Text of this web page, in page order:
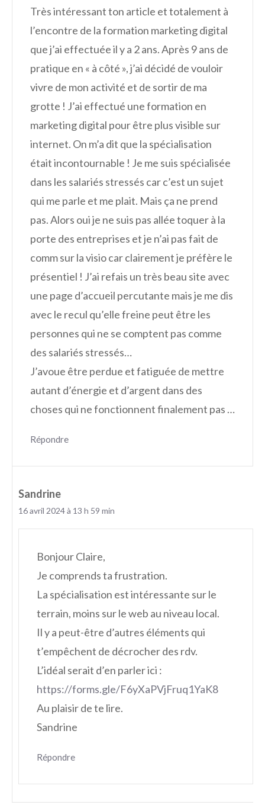
Très intéressant ton article et totalement à
l’encontre de la formation marketing digital
que j’ai effectuée il y a 2 ans. Après 9 ans de
pratique en « à côté », j’ai décidé de vouloir
vivre de mon activité et de sortir de ma
grotte ! J’ai effectué une formation en
marketing digital pour être plus visible sur
internet. On m’a dit que la spécialisation
était incontournable ! Je me suis spécialisée
dans les salariés stressés car c’est un sujet
qui me parle et me plait. Mais ça ne prend
pas. Alors oui je ne suis pas allée toquer à la
porte des entreprises et je n’ai pas fait de
comm sur la visio car clairement je préfère le
présentiel ! J’ai refais un très beau site avec
une page d’accueil percutante mais je me dis
avec le recul qu’elle freine peut être les
personnes qui ne se comptent pas comme
des salariés stressés…
J’avoue être perdue et fatiguée de mettre
autant d’énergie et d’argent dans des
choses qui ne fonctionnent finalement pas …
Répondre
Sandrine
16 avril 2024 à 13 h 59 min
Bonjour Claire,
Je comprends ta frustration.
La spécialisation est intéressante sur le
terrain, moins sur le web au niveau local.
Il y a peut-être d’autres éléments qui
t’empêchent de décrocher des rdv.
L’idéal serait d’en parler ici :
https://forms.gle/F6yXaPVjFruq1YaK8
Au plaisir de te lire.
Sandrine
Répondre